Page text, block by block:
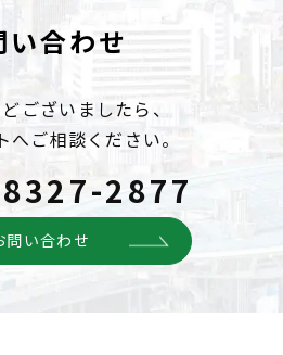
い合わせ
ございましたら、
へご相談ください。
2877
問い合わせ